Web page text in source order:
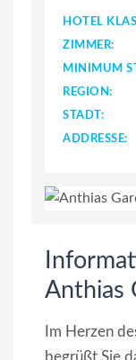
HOTEL
ZIMMER:
MINIMUM
REGION:
STADT:
ADDRESSE:
Anthias
Im Herzen